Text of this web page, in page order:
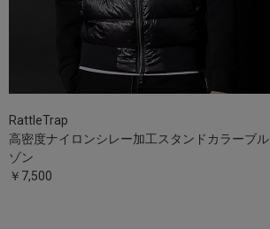
RattleTrap
高密度ナイロンシレー加工スタンドカラーブル
ゾン
￥7,500